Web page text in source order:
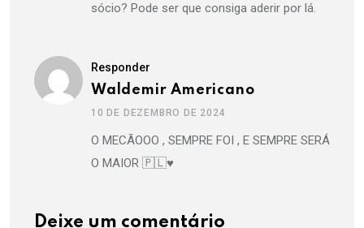
sócio? Pode ser que consiga aderir por lá.
Responder
Waldemir Americano
10 DE DEZEMBRO DE 2024
O MECÃOOO , SEMPRE FOI , E SEMPRE SERÁ
O MAIOR 🇵🇱♥️
Deixe um comentário